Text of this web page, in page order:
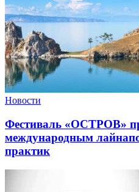
Новости
Фестиваль «ОСТРОВ»
международным
практик